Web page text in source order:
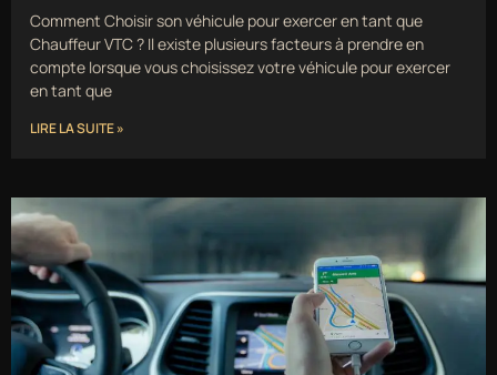
Comment Choisir son véhicule pour exercer en tant que
Chauffeur VTC ? Il existe plusieurs facteurs à prendre en
compte lorsque vous choisissez votre véhicule pour exercer
en tant que
LIRE LA SUITE »